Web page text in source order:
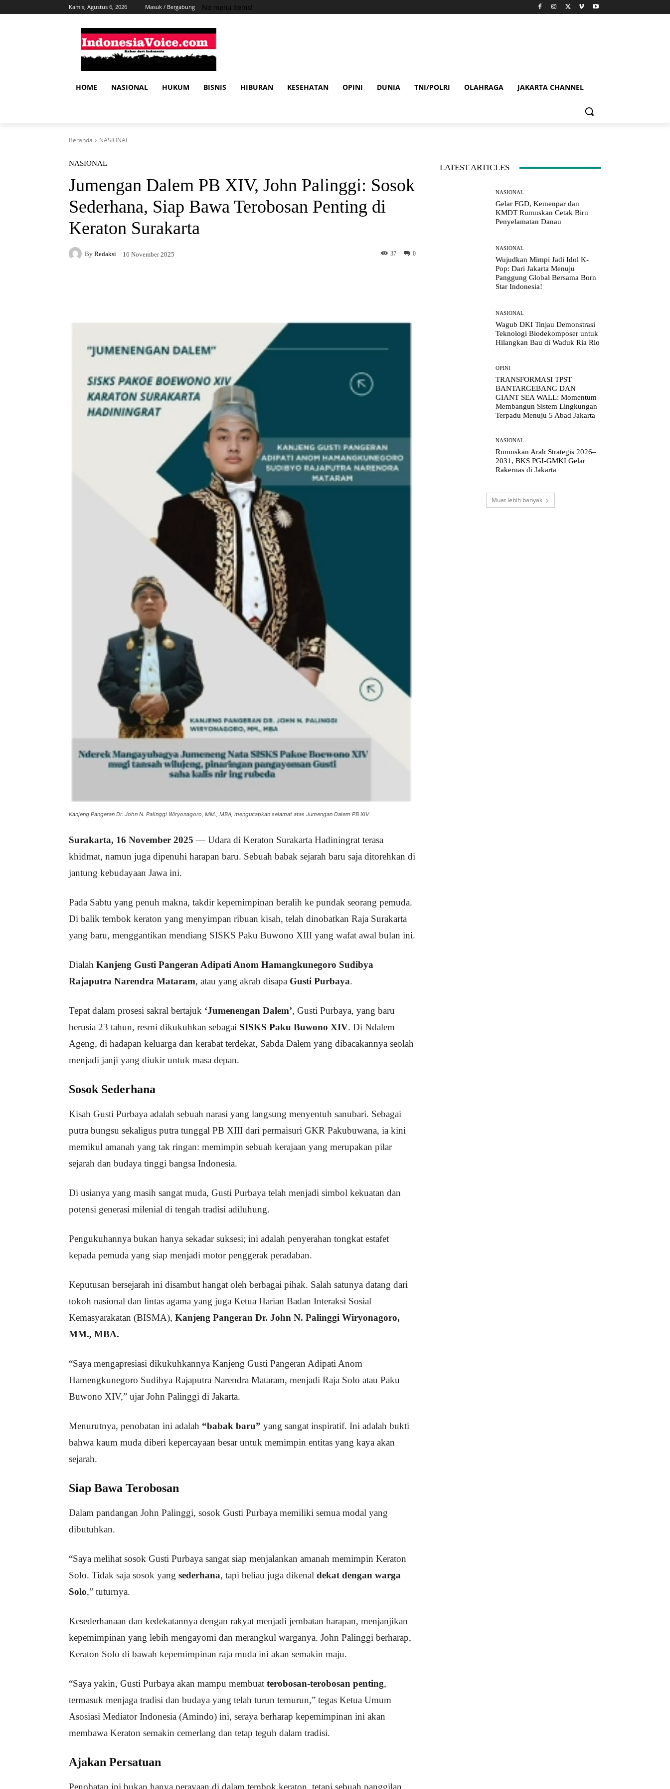
Kamis, Agustus 6, 2026 Masuk / Bergabung No menu items!
HOME NASIONAL HUKUM BISNIS HIBURAN KESEHATAN OPINI DUNIA TNI/POLRI OLAHRAGA JAKARTA CHANNEL
Beranda NASIONAL
NASIONAL
Jumengan Dalem PB XIV, John Palinggi: Sosok
Sederhana, Siap Bawa Terobosan Penting di
Keraton Surakarta
By Redaksi 16 November 2025 0
37
Kanjeng Pangeran Dr. John N. Palinggi Wiryonagoro, MM., MBA, mengucapkan selamat atas Jumengan Dalem PB XIV
Surakarta, 16 November 2025 — Udara di Keraton Surakarta Hadiningrat terasa
khidmat, namun juga dipenuhi harapan baru. Sebuah babak sejarah baru saja ditorehkan di
jantung kebudayaan Jawa ini.
Pada Sabtu yang penuh makna, takdir kepemimpinan beralih ke pundak seorang pemuda.
Di balik tembok keraton yang menyimpan ribuan kisah, telah dinobatkan Raja Surakarta
yang baru, menggantikan mendiang SISKS Paku Buwono XIII yang wafat awal bulan ini.
Dialah Kanjeng Gusti Pangeran Adipati Anom Hamangkunegoro Sudibya
Rajaputra Narendra Mataram, atau yang akrab disapa Gusti Purbaya.
Tepat dalam prosesi sakral bertajuk ‘Jumenengan Dalem’, Gusti Purbaya, yang baru
berusia 23 tahun, resmi dikukuhkan sebagai SISKS Paku Buwono XIV. Di Ndalem
Ageng, di hadapan keluarga dan kerabat terdekat, Sabda Dalem yang dibacakannya seolah
menjadi janji yang diukir untuk masa depan.
Sosok Sederhana
Kisah Gusti Purbaya adalah sebuah narasi yang langsung menyentuh sanubari. Sebagai
putra bungsu sekaligus putra tunggal PB XIII dari permaisuri GKR Pakubuwana, ia kini
memikul amanah yang tak ringan: memimpin sebuah kerajaan yang merupakan pilar
sejarah dan budaya tinggi bangsa Indonesia.
Di usianya yang masih sangat muda, Gusti Purbaya telah menjadi simbol kekuatan dan
potensi generasi milenial di tengah tradisi adiluhung.
Pengukuhannya bukan hanya sekadar suksesi; ini adalah penyerahan tongkat estafet
kepada pemuda yang siap menjadi motor penggerak peradaban.
Keputusan bersejarah ini disambut hangat oleh berbagai pihak. Salah satunya datang dari
tokoh nasional dan lintas agama yang juga Ketua Harian Badan Interaksi Sosial
Kemasyarakatan (BISMA), Kanjeng Pangeran Dr. John N. Palinggi Wiryonagoro,
MM., MBA.
“Saya mengapresiasi dikukuhkannya Kanjeng Gusti Pangeran Adipati Anom
Hamengkunegoro Sudibya Rajaputra Narendra Mataram, menjadi Raja Solo atau Paku
Buwono XIV,” ujar John Palinggi di Jakarta.
Menurutnya, penobatan ini adalah “babak baru” yang sangat inspiratif. Ini adalah bukti
bahwa kaum muda diberi kepercayaan besar untuk memimpin entitas yang kaya akan
sejarah.
Siap Bawa Terobosan
Dalam pandangan John Palinggi, sosok Gusti Purbaya memiliki semua modal yang
dibutuhkan.
“Saya melihat sosok Gusti Purbaya sangat siap menjalankan amanah memimpin Keraton
Solo. Tidak saja sosok yang sederhana, tapi beliau juga dikenal dekat dengan warga
Solo,” tuturnya.
Kesederhanaan dan kedekatannya dengan rakyat menjadi jembatan harapan, menjanjikan
kepemimpinan yang lebih mengayomi dan merangkul warganya. John Palinggi berharap,
Keraton Solo di bawah kepemimpinan raja muda ini akan semakin maju.
“Saya yakin, Gusti Purbaya akan mampu membuat terobosan-terobosan penting,
termasuk menjaga tradisi dan budaya yang telah turun temurun,” tegas Ketua Umum
Asosiasi Mediator Indonesia (Amindo) ini, seraya berharap kepemimpinan ini akan
membawa Keraton semakin cemerlang dan tetap teguh dalam tradisi.
Ajakan Persatuan
Penobatan ini bukan hanya perayaan di dalam tembok keraton, tetapi sebuah panggilan
LATEST ARTICLES
NASIONAL
Gelar FGD, Kemenpar dan
KMDT Rumuskan Cetak Biru
Penyelamatan Danau
NASIONAL
Wujudkan Mimpi Jadi Idol K-
Pop: Dari Jakarta Menuju
Panggung Global Bersama Born
Star Indonesia!
NASIONAL
Wagub DKI Tinjau Demonstrasi
Teknologi Biodekomposer untuk
Hilangkan Bau di Waduk Ria Rio
OPINI
TRANSFORMASI TPST
BANTARGEBANG DAN
GIANT SEA WALL: Momentum
Membangun Sistem Lingkungan
Terpadu Menuju 5 Abad Jakarta
NASIONAL
Rumuskan Arah Strategis 2026–
2031, BKS PGI-GMKI Gelar
Rakernas di Jakarta
Muat lebih banyak